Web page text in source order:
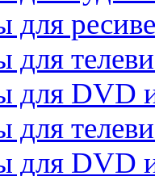
для
для
для DVD
для
для DVD